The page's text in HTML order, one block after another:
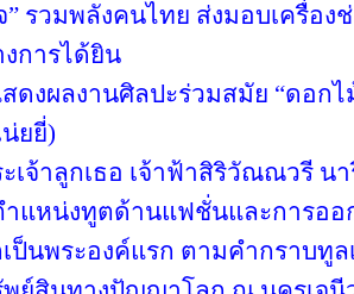
จ” รวมพลังคนไทย ส่งมอบเครื่อ
การได้ยิน
ดงผลงานศิลปะร่วมสมัย “ดอก
น่ยยี่)
เจ้าลูกเธอ เจ้าฟ้าสิริวัณณวรี
ำแหน่งทูตด้านแฟชั่นและการอ
ป็นพระองค์แรก ตามคำกราบทู